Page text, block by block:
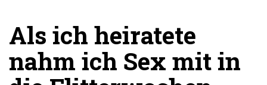
Als ich heiratete
nahm ich Sex mit in